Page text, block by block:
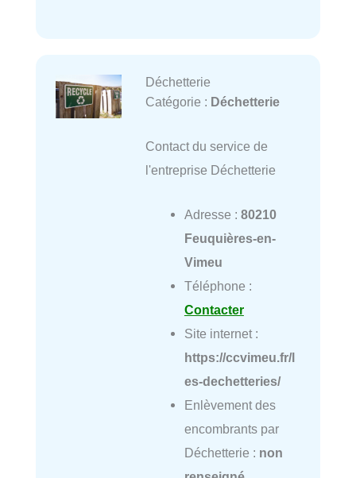
Déchetterie
Catégorie : Déchetterie
Contact du service de
l'entreprise Déchetterie
Adresse : 80210
Feuquières-en-
Vimeu
Téléphone :
Contacter
Site internet :
https://ccvimeu.fr/l
es-dechetteries/
Enlèvement des
encombrants par
Déchetterie : non